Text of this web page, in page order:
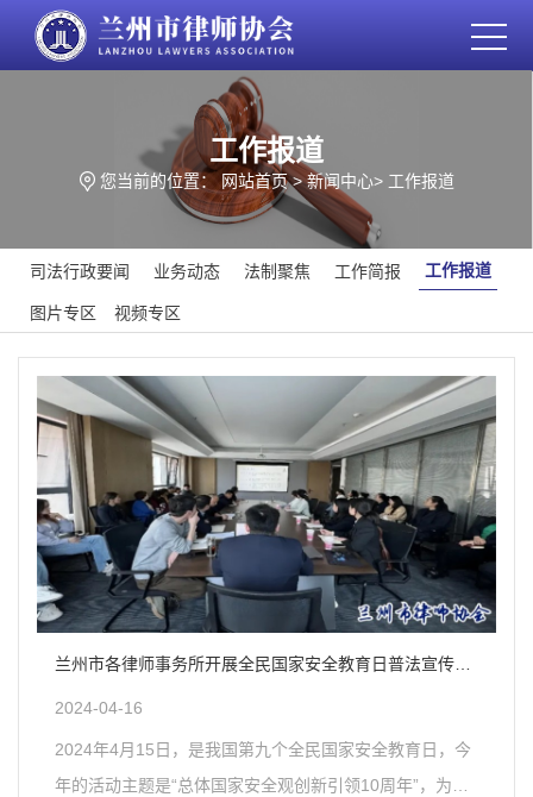
工作报道
您当前的位置：网站首页>新闻中心> 工作报道
司法行政要闻 业务动态 法制聚焦 工作简报 工作报道
图片专区 视频专区
兰州市各律师事务所开展全民国家安全教育日普法宣传活
2024-04-16
2024年4月15日，是我国第九个全民国家安全教育日，今
年的活动主题是“总体国家安全观创新引领10周年”，为积